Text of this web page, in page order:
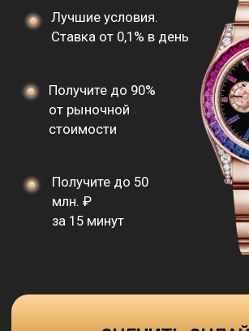
Получите до 50
ОЦЕНИТЬ ОНЛАЙН